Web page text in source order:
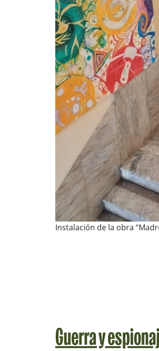
Instalación de la obra
Guerra y